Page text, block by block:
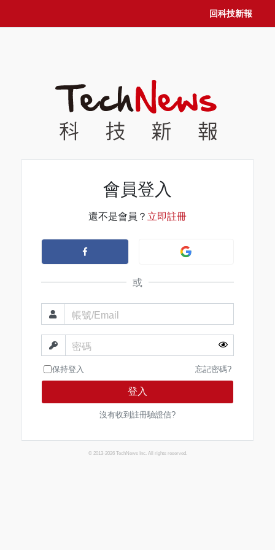
回科技新報
會員登入
還不是會員？ 立即註冊
或
帳號/Email
密碼
保持登入 忘記密碼?
登入
沒有收到註冊驗證信?
© 2013-2026 TechNews Inc. All rights reserved.